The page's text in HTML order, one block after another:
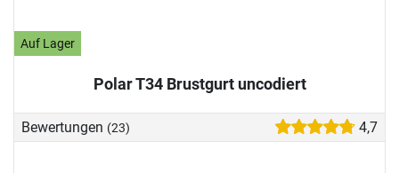
Auf Lager
Polar T34 Brustgurt uncodiert
Bewertungen (23) 4,7